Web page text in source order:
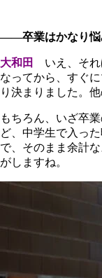
――卒業はかなり悩
大和田
いえ、それ
なってから、すぐ
り決まりました。
もちろん、いざ卒
ど、中学生で入っ
で、そのまま余計
がしますね。